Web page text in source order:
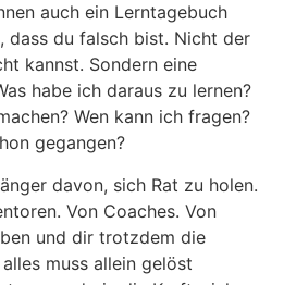
auch ein Lerntagebuch
dass du falsch bist. Nicht der
kannst. Sondern eine
habe ich daraus zu lernen?
Wen kann ich fragen?
gegangen?
davon, sich Rat zu holen.
Von Coaches. Von
und dir trotzdem die
muss allein gelöst